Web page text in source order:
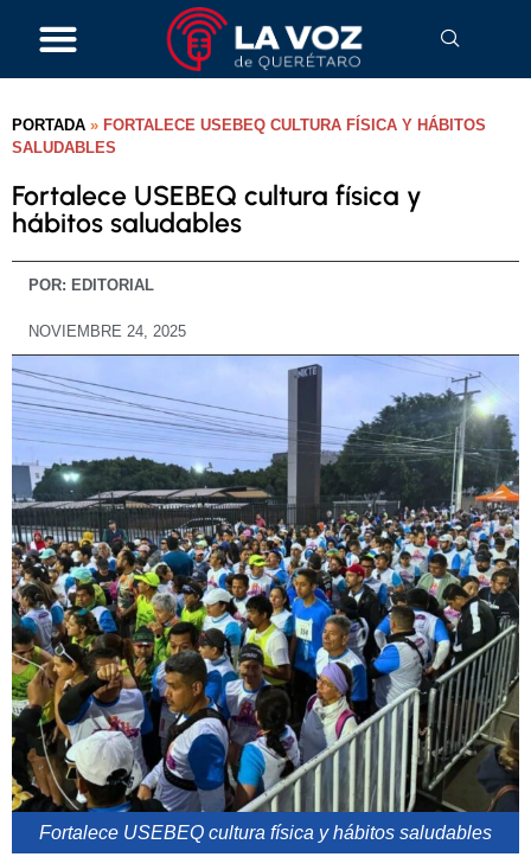
PORTADA » FORTALECE USEBEQ CULTURA FÍSICA Y HÁBITOS
SALUDABLES
Fortalece USEBEQ cultura física y
hábitos saludables
POR: EDITORIAL
NOVIEMBRE 24, 2025
Fortalece USEBEQ cultura física y hábitos saludables